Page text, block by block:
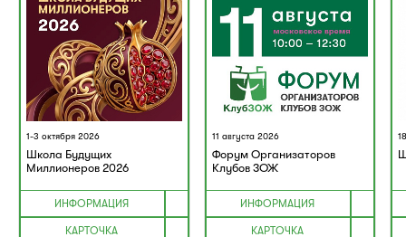
Школа Будущих
Миллионеров 2026
1-3 октября 2026
ИНФОРМАЦИЯ
КАРТОЧКА
Форум Организаторов
Клубов ЗОЖ
11 августа 2026
ИНФОРМАЦИЯ
КАРТОЧКА